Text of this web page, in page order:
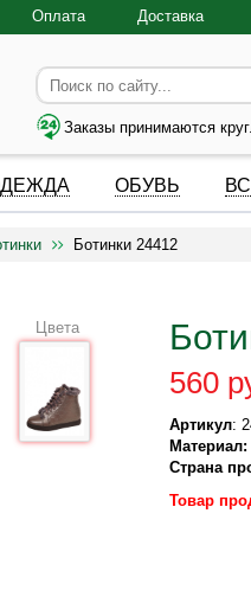
Оплата Доставка
Заказы принимаются
ОБУВЬ
Ботинки 24412
560
Артикул:
Материал:
Страна
Цвета
Товар